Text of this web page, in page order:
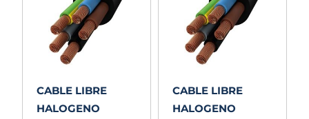
CABLE LIBRE
HALOGENO
CABLE LIBRE
HALOGENO